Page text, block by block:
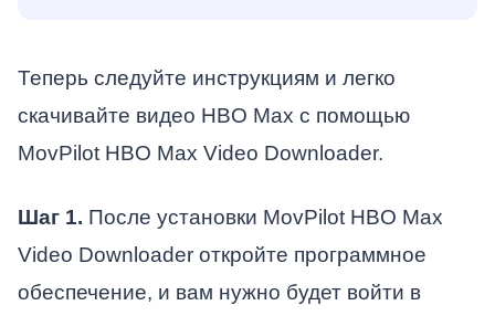
Теперь следуйте инструкциям и легко
скачивайте видео HBO Max с помощью
MovPilot HBO Max Video Downloader.
Шаг 1. После установки MovPilot HBO Max
Video Downloader откройте программное
обеспечение, и вам нужно будет войти в